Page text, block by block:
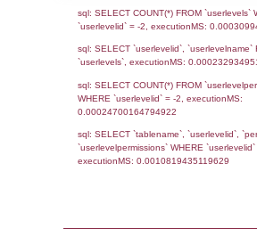
Debug
sql: SELECT
sql: SELECT